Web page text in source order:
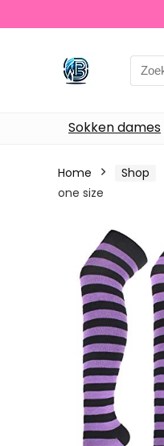
Search
for:
Sokken dames
Home Shop
one size